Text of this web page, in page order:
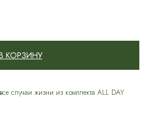
КОРЗИНУ
случаи жизни из комплекта ALL DAY